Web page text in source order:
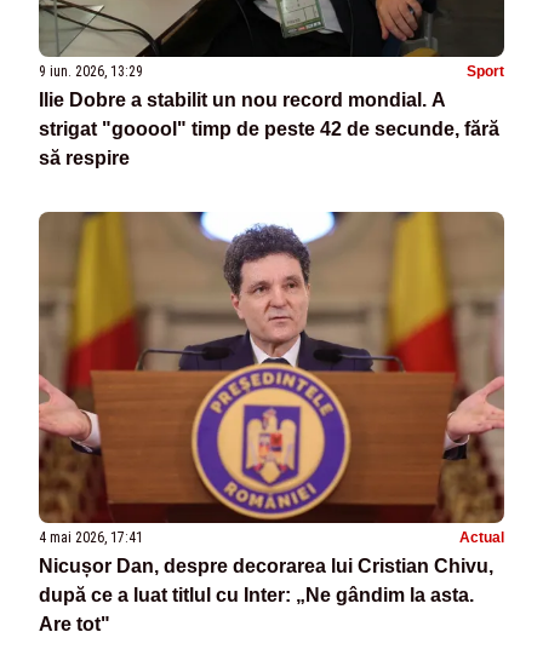
9 iun. 2026, 13:29 Sport
Ilie Dobre a stabilit un nou record mondial. A
strigat "gooool" timp de peste 42 de secunde, fără
să respire
4 mai 2026, 17:41 Actual
Nicușor Dan, despre decorarea lui Cristian Chivu,
după ce a luat titlul cu Inter: „Ne gândim la asta.
Are tot"